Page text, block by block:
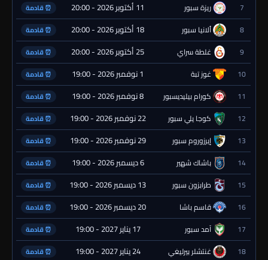
7 ريزة سبور 11 أكتوبر 2026 - 20:00 ⏰ قادمة
8 ألانيا سبور 18 أكتوبر 2026 - 20:00 ⏰ قادمة
9 غلطة سراي 25 أكتوبر 2026 - 20:00 ⏰ قادمة
10 غوز تبة 1 نوفمبر 2026 - 19:00 ⏰ قادمة
11 كورام بيليديسبور 8 نوفمبر 2026 - 19:00 ⏰ قادمة
12 كوجا يلي سبور 22 نوفمبر 2026 - 19:00 ⏰ قادمة
13 إيرزوروم سبور 29 نوفمبر 2026 - 19:00 ⏰ قادمة
14 باشاك شهير 6 ديسمبر 2026 - 19:00 ⏰ قادمة
15 طرابزون سبور 13 ديسمبر 2026 - 19:00 ⏰ قادمة
16 قاسم باشا 20 ديسمبر 2026 - 19:00 ⏰ قادمة
17 آمد سبور 17 يناير 2027 - 19:00 ⏰ قادمة
18 غنتشلر بيرليغي 24 يناير 2027 - 19:00 ⏰ قادمة